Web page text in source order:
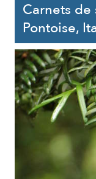
Carnets de
Pontoise,